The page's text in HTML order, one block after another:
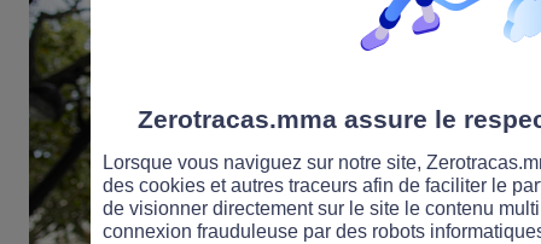
Zerotracas.mma assure le
Lorsque vous naviguez sur notre site,
des cookies et autres traceurs afin de faciliter le
de visionner directement sur le site le contenu
connexion frauduleuse par des robots